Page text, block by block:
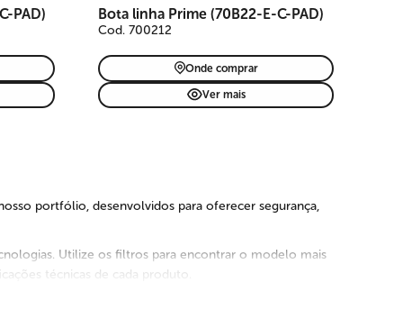
PAD) Bota linha Prime (70B22-E-C-PAD)
Cod. 700212
Onde comprar
Ver mais
portfólio, desenvolvidos para oferecer segurança,
Utilize os filtros para encontrar o modelo mais
técnicas de cada produto.
segura.